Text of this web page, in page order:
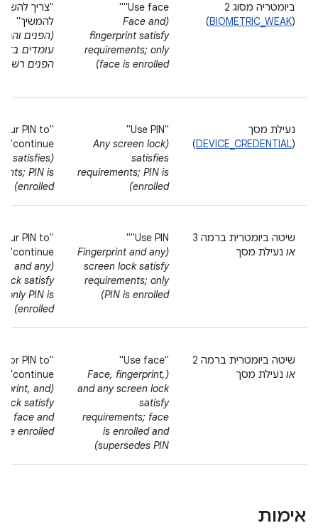
ביומטריה מסוג 2
(
BIOMETRIC_WEAK
)
‎"Use face"
(Face and
fingerprint satisfy
requirements; only
face is enrolled)
"צריך
להמשיך"
(הפנים
עומדים
הפנים
נעילת מסך
(
DEVICE_CREDENTIAL
)
‫"Use PIN"
(Any screen lock
satisfies
requirements; PIN is
enrolled)
PIN to
continue"
satisfies
PIN is
enrolled)
שיטה ביומטרית ברמה 3
או נעילת מסך
‎"Use PIN"
(Fingerprint and any
screen lock satisfy
requirements; only
PIN is enrolled)
PIN to
continue"
and any
lock satisfy
only PIN is
enrolled)
שיטה ביומטרית ברמה 2
או נעילת מסך
‫"Use face"
(Face, fingerprint,
and any screen lock
satisfy
requirements; face
is enrolled and
supersedes PIN)
or PIN to
continue"
and
lock satisfy
face and
enrolled)
אימות